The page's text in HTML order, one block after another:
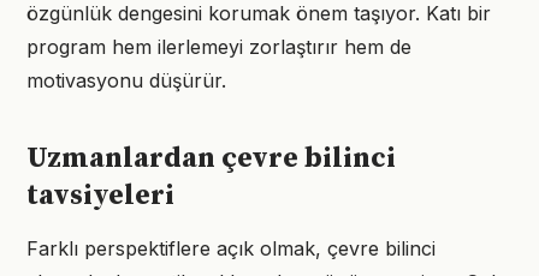
özgünlük dengesini korumak önem taşıyor. Katı bir
program hem ilerlemeyi zorlaştırır hem de
motivasyonu düşürür.
Uzmanlardan çevre bilinci
tavsiyeleri
Farklı perspektiflere açık olmak, çevre bilinci